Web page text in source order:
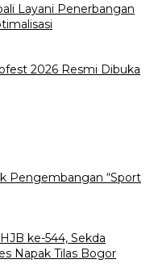
Layani Penerbangan
2026 Resmi Dibuka
Pengembangan “Sport
ke-544, Sekda
Napak Tilas Bogor